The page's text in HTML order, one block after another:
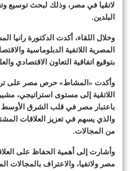
لاتڤيا في مصر، وذلك لبحث توسيع
البلدين.
وخلال اللقاء، أكدت الدكتورة رانيا
بتوقيع اتفاقية التعاون الاقتصادي
وأكدت «المشاط» حرص مصر على
اللاتڤية إلى مستوى استراتيجي،
باعتبار مصر في قلب الشرق الأوسط
والذي يسهم في تعزيز العلاقات
من المجالات.
وأشارت إلى أهمية الحفاظ على
مصر ولاتفيا، والاعتراف بالمجالات